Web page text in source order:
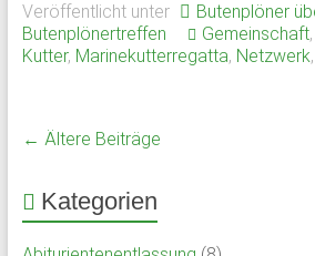
Veröffentlicht unter Butenplöner
Butenplönertreffen
Gemeinschaft,
Kutter, Marinekutterregatta, Netzwerk,
← Ältere Beiträge
Kategorien